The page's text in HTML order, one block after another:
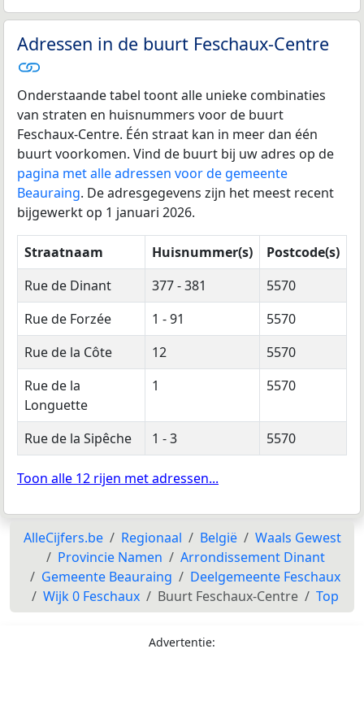
Adressen in de buurt Feschaux-Centre
Onderstaande tabel toont alle unieke combinaties
van straten en huisnummers voor de buurt
Feschaux-Centre. Één straat kan in meer dan één
buurt voorkomen. Vind de buurt bij uw adres op de
pagina met alle adressen voor de gemeente
Beauraing. De adresgegevens zijn het meest recent
bijgewerkt op 1 januari 2026.
Straatnaam Huisnummer(s)
Postcode(s)
Rue de Dinant
377 - 381
5570
Rue de Forzée
1 - 91
5570
Rue de la Côte
12
5570
Rue de la
Longuette
1 5570
Rue de la Sipêche 1 - 3 5570
Toon alle 12 rijen met adressen...
AlleCijfers.be Regionaal België
Waals Gewest
Provincie Namen
Arrondissement Dinant
Gemeente Beauraing
Deelgemeente Feschaux
Wijk 0 Feschaux
Buurt Feschaux-Centre Top
Advertentie: